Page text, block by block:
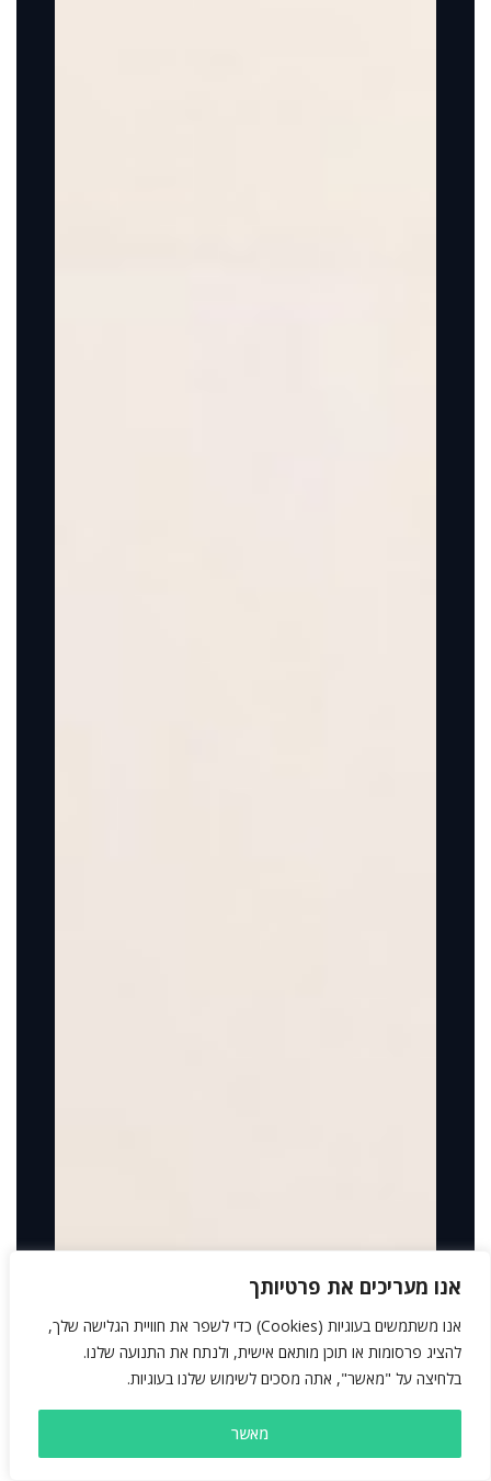
אנו מעריכים את פרטיותך
אנו משתמשים בעוגיות (Cookies) כדי לשפר את חוויית הגלישה שלך,
להציג פרסומות או תוכן מותאם אישית, ולנתח את התנועה שלנו.
בלחיצה על "מאשר", אתה מסכים לשימוש שלנו בעוגיות.
מאשר